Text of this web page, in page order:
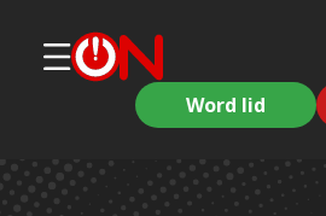
Word lid